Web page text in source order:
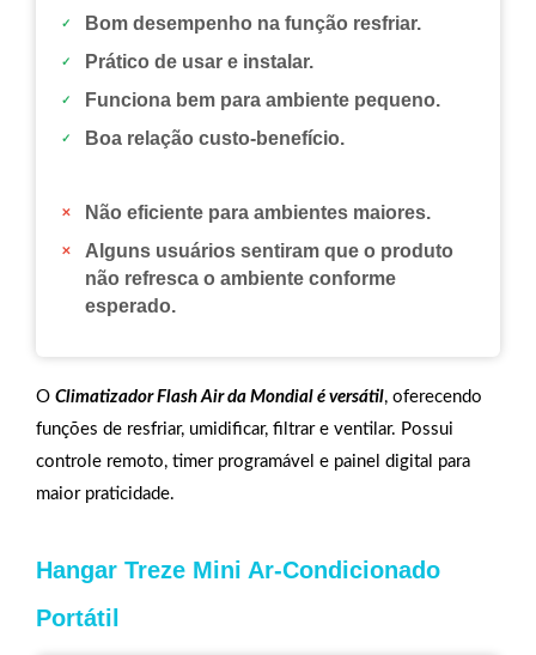
Bom desempenho na função resfriar.
Prático de usar e instalar.
Funciona bem para ambiente pequeno.
Boa relação custo-benefício.
Não eficiente para ambientes maiores.
Alguns usuários sentiram que o produto
não refresca o ambiente conforme
esperado.
O Climatizador Flash Air da Mondial é versátil, oferecendo
funções de resfriar, umidificar, filtrar e ventilar. Possui
controle remoto, timer programável e painel digital para
maior praticidade.
Hangar Treze Mini Ar-Condicionado
Portátil